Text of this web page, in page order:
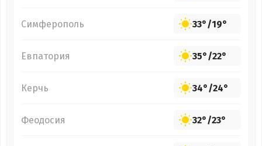
Симферополь 33°/19°
Евпатория 35°/22°
Керчь 34°/24°
Феодосия 32°/23°